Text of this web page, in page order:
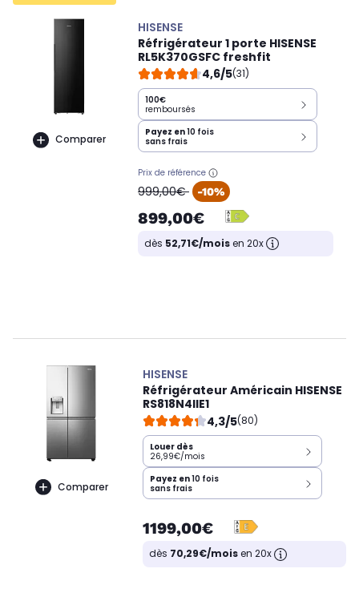
Comparer
HISENSE
Réfrigérateur 1 porte HISENSE
RL5K370GSFC freshfit
4,6/5(31)
100€
remboursés
Payez en10 fois
sans frais
Prix de référence
oldPrice
999,00€ -10%
899,00€
dès 52,71€/moisen 20x
Comparer
HISENSE
Réfrigérateur Américain HISENSE
RS818N4IIE1
4,3/5(80)
Louer dès
26,99€/mois
Payez en10 fois
sans frais
1199,00€
dès 70,29€/moisen 20x